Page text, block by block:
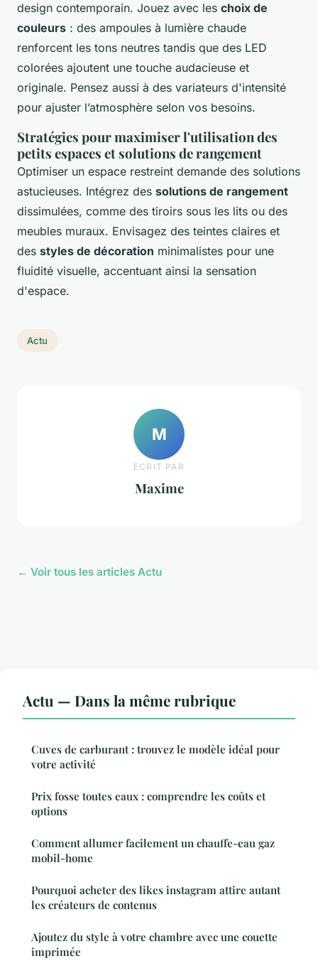
design contemporain. Jouez avec les choix de
couleurs : des ampoules à lumière chaude
renforcent les tons neutres tandis que des LED
colorées ajoutent une touche audacieuse et
originale. Pensez aussi à des variateurs d'intensité
pour ajuster l’atmosphère selon vos besoins.
Stratégies pour maximiser l'utilisation des
petits espaces et solutions de rangement
Optimiser un espace restreint demande des solutions
astucieuses. Intégrez des solutions de rangement
dissimulées, comme des tiroirs sous les lits ou des
meubles muraux. Envisagez des teintes claires et
des styles de décoration minimalistes pour une
fluidité visuelle, accentuant ainsi la sensation
d'espace.
Actu
M
ECRIT PAR
Maxime
← Voir tous les articles Actu
Actu — Dans la même rubrique
Cuves de carburant : trouvez le modèle idéal pour
votre activité
Prix fosse toutes eaux : comprendre les coûts et
options
Comment allumer facilement un chauffe-eau gaz
mobil-home
Pourquoi acheter des likes instagram attire autant
les créateurs de contenus
Ajoutez du style à votre chambre avec une couette
imprimée